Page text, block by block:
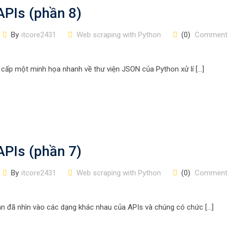
(phần 8)
By itcore2431 Web scraping with Python (0) Comment
một minh họa nhanh về thư viện JSON của Python xử lí […]
(phần 7)
By itcore2431 Web scraping with Python (0) Comment
đã nhìn vào các dạng khác nhau của APIs và chúng có chức […]